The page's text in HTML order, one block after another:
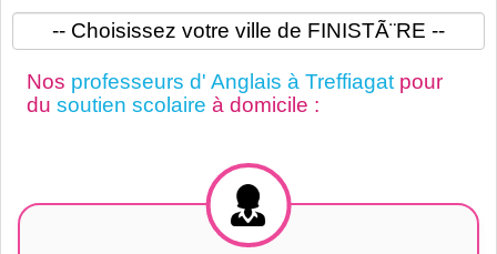
Nos professeurs d' Anglais à Treffiagatpour
du soutien scolaire à domicile :